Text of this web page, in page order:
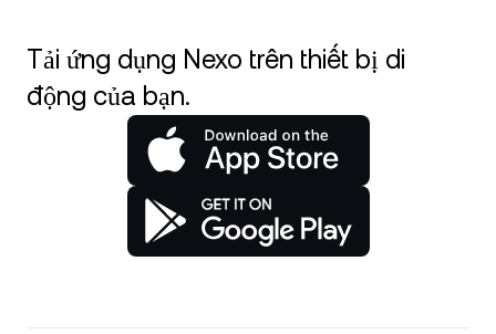
Tải ứng dụng Nexo trên thiết bị di
động của bạn.